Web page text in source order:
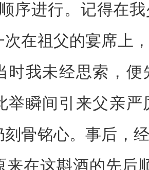
序进行。记得在
次在祖父的宴席上
时我未经思索，
举瞬间引来父亲
刻骨铭心。事后，
来在这斟酒的先后